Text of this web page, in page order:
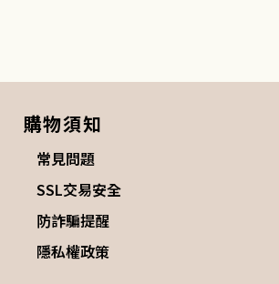
購物須知
常見問題
SSL交易安全
防詐騙提醒
隱私權政策